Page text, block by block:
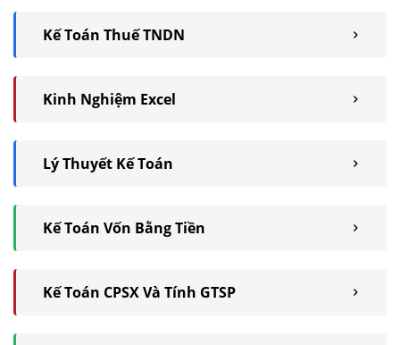
Kế Toán Thuế TNDN
Kinh Nghiệm Excel
Lý Thuyết Kế Toán
Kế Toán Vốn Bằng Tiền
Kế Toán CPSX Và Tính GTSP